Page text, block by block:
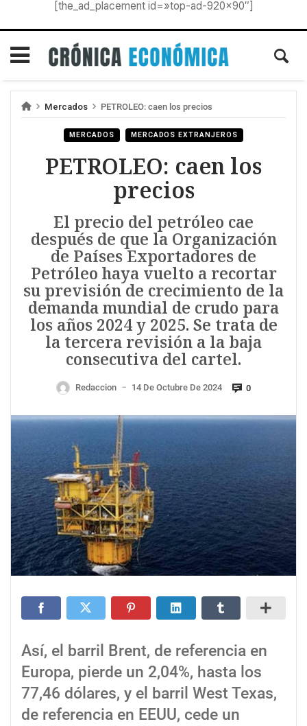
[the_ad_placement id=»top-ad-920×90″]
Mercados PETROLEO: caen los precios
MERCADOS MERCADOS EXTRANJEROS
PETROLEO: caen los
precios
El precio del petróleo cae
después de que la Organización
de Países Exportadores de
Petróleo haya vuelto a recortar
su previsión de crecimiento de la
demanda mundial de crudo para
los años 2024 y 2025. Se trata de
la tercera revisión a la baja
consecutiva del cartel.
Redaccion — 14 De Octubre De 2024 0
Así, el barril Brent, de referencia en
Europa, pierde un 2,04%, hasta los
77,46 dólares, y el barril West Texas,
de referencia en EEUU, cede un